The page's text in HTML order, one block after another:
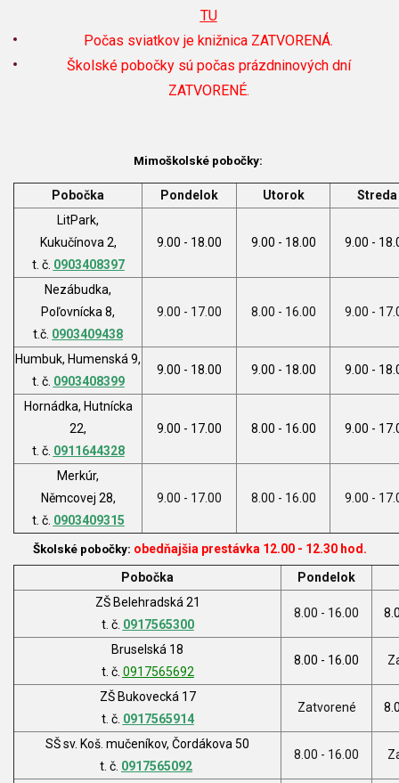
TU
Počas sviatkov je knižnica ZATVORENÁ.
Školské pobočky sú počas prázdninových dní
ZATVORENÉ.
Mimoškolské pobočky:
Pobočka Pondelok Utorok
Streda
LitPark,
Kukučínova 2,
t. č. 0903408397
9.00 - 18.00 9.00 - 18.00 9.00 -
Nezábudka,
Poľovnícka 8,
t.č. 0903409438
9.00 - 17.00 8.00 - 16.00 9.00 -
Humbuk, Humenská 9,
t. č. 0903408399
9.00 - 18.00 9.00 - 18.00 9.00 -
Hornádka, Hutnícka
22,
t. č. 0911644328
9.00 - 17.00 8.00 - 16.00 9.00 -
Merkúr,
Němcovej 28,
t. č. 0903409315
9.00 - 17.00 8.00 - 16.00 9.00 -
Školské pobočky: obedňajšia prestávka 12.00 - 12.30 hod.
Pobočka
Pondelok
ZŠ Belehradská 21
t. č. 0917565300
8.00 - 16.00
Bruselská 18
t. č. 0917565692
8.00 - 16.00
ZŠ Bukovecká 17
t. č. 0917565914
Zatvorené
SŠ sv. Koš. mučeníkov, Čordákova 50
t. č. 0917565092
8.00 - 16.00